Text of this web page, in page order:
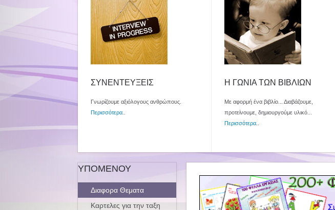
ΣΥΝΕΝΤΕΥΞΕΙΣ
Γνωρίζουμε αξιόλογους ανθρώπους.
Περισσότερα
Η ΓΩΝΙΑ ΤΩΝ ΒΙΒΛΙΩΝ
Με αφορμή ένα βιβλίο... Διαβάζουμε,
προτείνουμε, δημιουργούμε υλικό...
Περισσότερα
ΥΠΟΜΕΝΟΥ
Διαφορα Θεματα
Καρτελες για την ταξη